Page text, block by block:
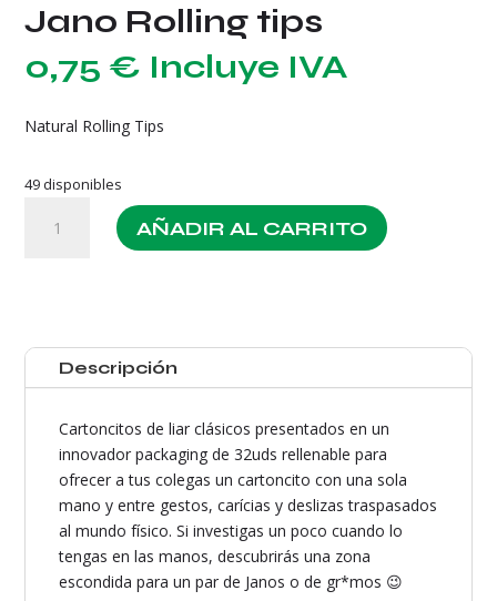
Jano Rolling tips
0,75 € Incluye IVA
Natural Rolling Tips
49 disponibles
Rolling
AÑADIR AL CARRITO
Descripción
Cartoncitos de liar clásicos presentados en un
innovador packaging de 32uds rellenable para
ofrecer a tus colegas un cartoncito con una sola
mano y entre gestos, carícias y deslizas traspasados
al mundo físico. Si investigas un poco cuando lo
tengas en las manos, descubrirás una zona
escondida para un par de Janos o de gr*mos 😉